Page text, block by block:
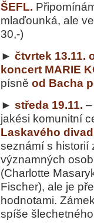
ŠEFL.
mlaďounká, ale
30,-)
► čtvrtek 13.11.
koncert MARIE
písně od Bacha
► středa 19.11.
jakési komunitní
Laskavého
seznámí s historií
významných
(Charlotte
Fischer), ale je
hodnotami.
spíše